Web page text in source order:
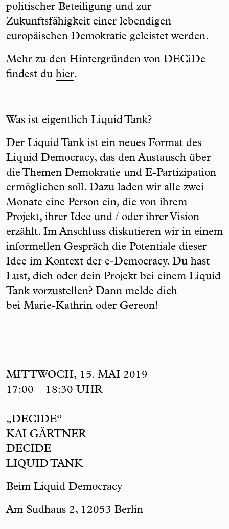
politischer Beteiligung und zur
Zukunftsfähigkeit einer lebendigen
europäischen Demokratie geleistet werden.
Mehr zu den Hintergründen von DECiDe
findest du hier.
Was ist eigentlich Liquid Tank?
Der Liquid Tank ist ein neues Format des
Liquid Democracy, das den Austausch über
die Themen Demokratie und E-Partizipation
ermöglichen soll. Dazu laden wir alle zwei
Monate eine Person ein, die von ihrem
Projekt, ihrer Idee und / oder ihrer Vision
erzählt. Im Anschluss diskutieren wir in einem
informellen Gespräch die Potentiale dieser
Idee im Kontext der e-Democracy. Du hast
Lust, dich oder dein Projekt bei einem Liquid
Tank vorzustellen? Dann melde dich
bei Marie-Kathrin oder Gereon!
MITTWOCH, 15. MAI 2019
17:00 – 18:30 UHR
„DECIDE“
KAI GÄRTNER
DECIDE
LIQUID TANK
Beim Liquid Democracy
Am Sudhaus 2, 12053 Berlin